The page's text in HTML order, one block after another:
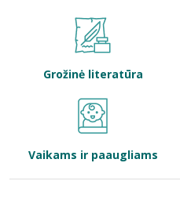
Bibliotekoms
Grožinė literatūra
Vaikams ir paaugliams